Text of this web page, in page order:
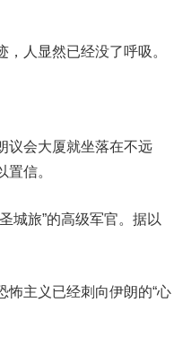
人显然已经没了呼吸。
议会大厦就坐落在不远
信。
城旅”的高级军官。据以
怖主义已经刺向伊朗的“心